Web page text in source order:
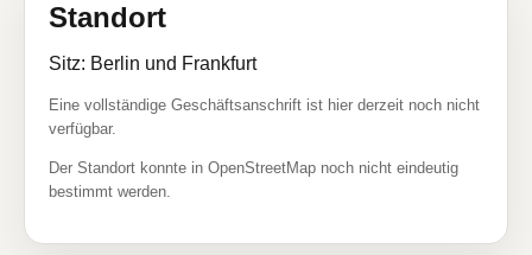
Standort
Sitz: Berlin und Frankfurt
Eine vollständige Geschäftsanschrift ist hier derzeit noch nicht
verfügbar.
Der Standort konnte in OpenStreetMap noch nicht eindeutig
bestimmt werden.